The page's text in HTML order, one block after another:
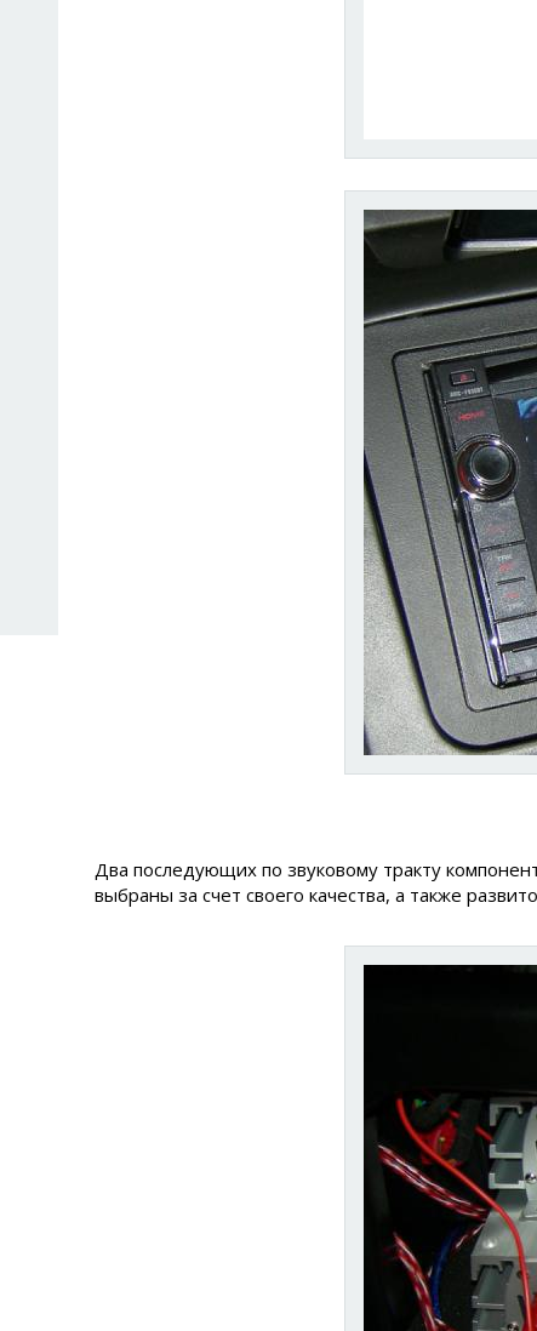
Два последующих по звуковому тракту
выбраны за счет своего качества, а также